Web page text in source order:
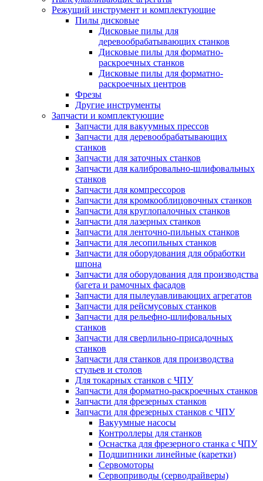
Режущий инструмент и комплектующие
Пилы дисковые
Дисковые пилы для
деревообрабатывающих станков
Дисковые пилы для форматно-
раскроечных станков
Дисковые пилы для форматно-
раскроечных центров
Фрезы
Другие инструменты
Запчасти и комплектующие
Запчасти для вакуумных прессов
Запчасти для деревообрабатывающих
станков
Запчасти для заточных станков
Запчасти для калибровально-шлифовальных
станков
Запчасти для компрессоров
Запчасти для кромкооблицовочных станков
Запчасти для круглопалочных станков
Запчасти для лазерных станков
Запчасти для ленточно-пильных станков
Запчасти для лесопильных станков
Запчасти для оборудования для обработки
шпона
Запчасти для оборудования для производства
багета и рамочных фасадов
Запчасти для пылеулавливающих агрегатов
Запчасти для рейсмусовых станков
Запчасти для рельефно-шлифовальных
станков
Запчасти для сверлильно-присадочных
станков
Запчасти для станков для производства
стульев и столов
Для токарных станков с ЧПУ
Запчасти для форматно-раскроечных станков
Запчасти для фрезерных станков
Запчасти для фрезерных станков с ЧПУ
Вакуумные насосы
Контроллеры для станков
Оснастка для фрезерного станка с ЧПУ
Подшипники линейные (каретки)
Сервомоторы
Сервоприводы (серводрайверы)